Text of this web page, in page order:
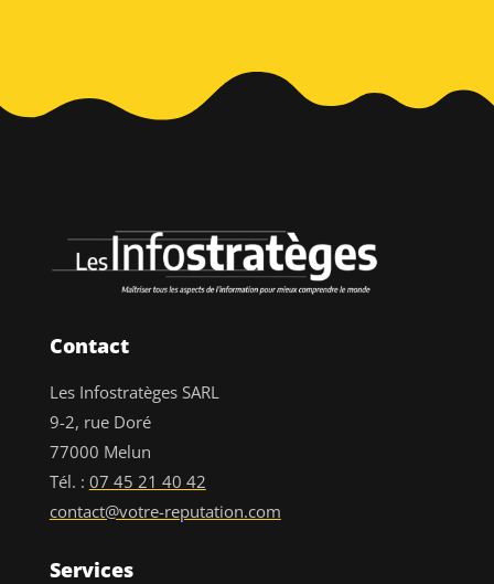
Contact
Les Infostratèges SARL
9-2, rue Doré
77000 Melun
Tél. : 07 45 21 40 42
contact@votre-reputation.com
Services